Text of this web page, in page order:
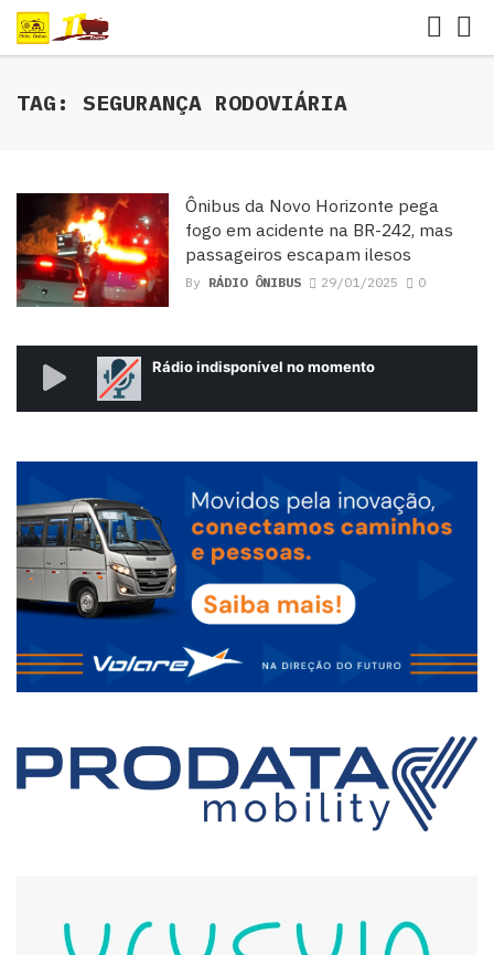
TAG: SEGURANÇA RODOVIÁRIA
Ônibus da Novo Horizonte pega
fogo em acidente na BR-242, mas
passageiros escapam ilesos
By RÁDIO ÔNIBUS 29/01/2025 0